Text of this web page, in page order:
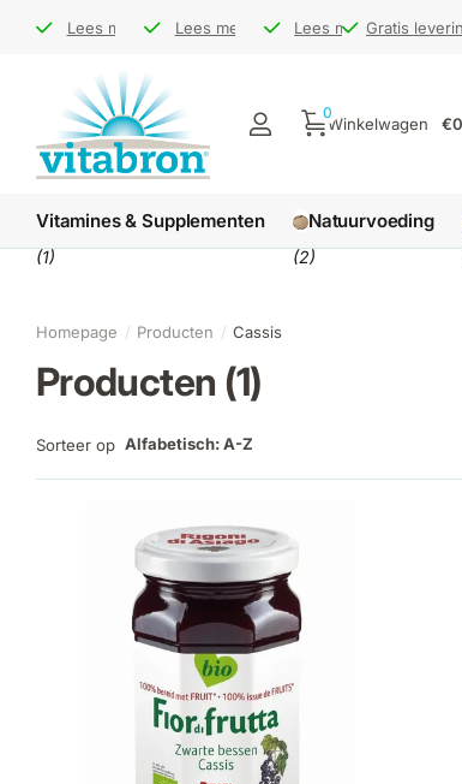
Bezoek ons op demarkt
Lees meer
Bezoek ons op demarkt
Gratis leveringNL € 45 / BE € 65
Lees meer
Gratis leveringNL € 45 / BE € 65
Levertijd1-3
Lees meer
Levertijd1-3Gratis
Gratis
Winkelwagen
0
Vitamines & Supplementen
(1)
Natuurvoeding
(2)
Homepage Producten Cassis
Producten (1)
Sorteer op Alfabetisch: A-Z